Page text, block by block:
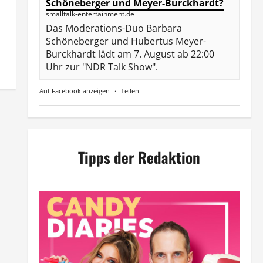
Schöneberger und Meyer-Burckhardt?
smalltalk-entertainment.de
Das Moderations-Duo Barbara
Schöneberger und Hubertus Meyer-
Burckhardt lädt am 7. August ab 22:00
Uhr zur "NDR Talk Show".
Auf Facebook anzeigen · Teilen
Tipps der Redaktion